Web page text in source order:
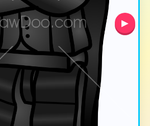
▶